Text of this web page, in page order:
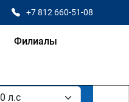
+7 812 660-51-08
Филиалы